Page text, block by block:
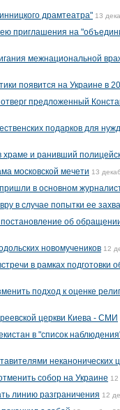
драмтеатра" 13
приглашения на
межнациональной
появится на Украине в
предложенный
подарков для
и ранивший
московской мечети 13
в основном
в случае попытки ее
об
новомучеников 12
в рамках подготовки
подход к оценке
церкви Киева - СМИ
в "список
неканонических
собор на Украине 12
линию разграничения 12